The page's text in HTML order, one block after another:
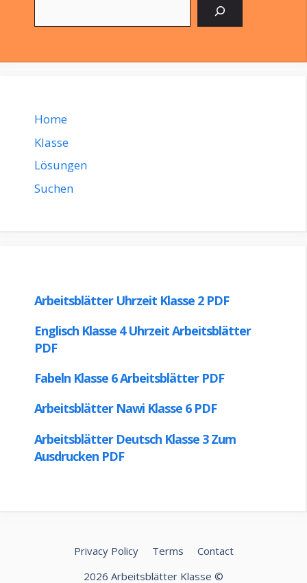
Home
Klasse
Lösungen
Suchen
Privacy Policy Terms
Contact
2026 Arbeitsblätter Klasse ©